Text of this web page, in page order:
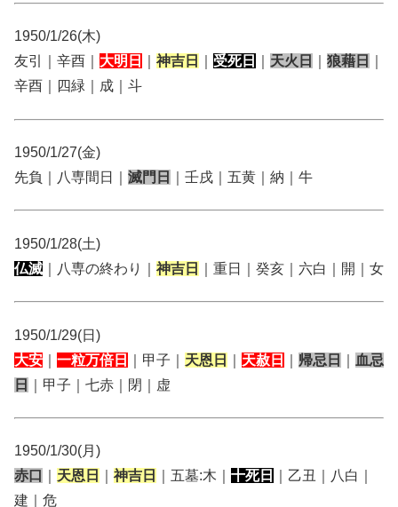
1950/1/26(木)
友引｜辛酉｜ 大明日 神吉日 受死日 天火日 狼藉日
辛酉｜四緑｜成｜斗
1950/1/27(金)
先負｜八専間日｜ 滅門日 ｜壬戌｜五黄｜納｜牛
1950/1/28(土)
仏滅 ｜八専の終わり｜ 神吉日 ｜重日｜癸亥｜六白｜開｜女
1950/1/29(日)
大安
一粒万倍日 ｜甲子｜ 天恩日 天赦日 帰忌日
血忌
日
｜甲子｜七赤｜閉｜虚
1950/1/30(月)
赤口
天恩日 神吉日 ｜五墓:木｜ 十死日
｜乙丑｜八白｜
建｜危